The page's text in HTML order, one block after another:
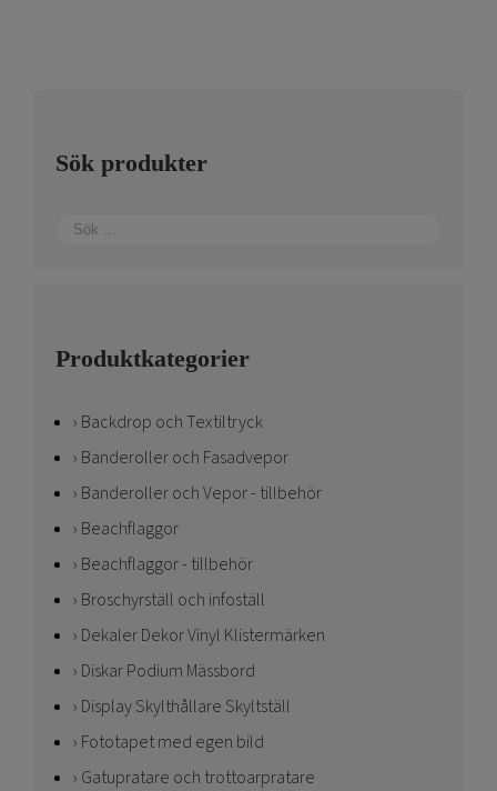
Sök produkter
Produktkategorier
Backdrop och Textiltryck
Banderoller och Fasadvepor
Banderoller och Vepor - tillbehör
Beachflaggor
Beachflaggor - tillbehör
Broschyrställ och infoställ
Dekaler Dekor Vinyl Klistermärken
Diskar Podium Mässbord
Display Skylthållare Skyltställ
Fototapet med egen bild
Gatupratare och trottoarpratare